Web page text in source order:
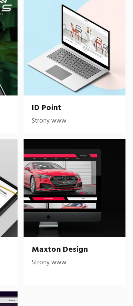
ID Point
Strony www
Maxton Design
Strony www